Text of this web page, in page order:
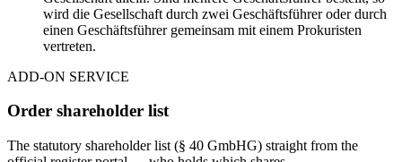
wird die Gesellschaft durch zwei Geschäftsführer oder durch
einen Geschäftsführer gemeinsam mit einem Prokuristen
vertreten.
ADD-ON SERVICE
Order shareholder list
The statutory shareholder list (§ 40 GmbHG) straight from the